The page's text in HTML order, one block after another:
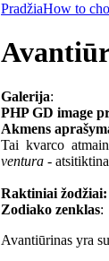
PradžiaHow to
Galerija:
PHP GD image
Akmens
Tai kvarco
ventura -
Raktiniai žodžiai:
Zodiako zenklas:
Avantiūrinas yra